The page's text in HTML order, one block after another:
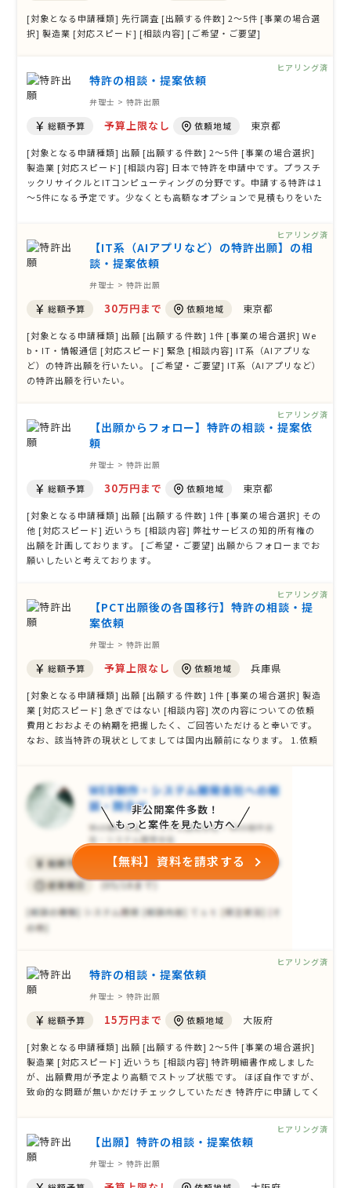
[対象となる申請種類] 先行調査 [出願する件数] 2〜5件 [事業の場合選
択] 製造業 [対応スピード] [相談内容] [ご希望・ご要望]
特許の相談・提案依頼
弁理士 > 特許出願
総額予算 予算上限なし 依頼地域 東京都
[対象となる申請種類] 出願 [出願する件数] 2〜5件 [事業の場合選択]
製造業 [対応スピード] [相談内容] 日本で特許を申請中です。プラスチ
ックリサイクルとITコンピューティングの分野です。申請する特許は1
～5件になる予定です。少なくとも高額なオプションで見積もりをいた
ヒアリング済
【IT系（AIアプリなど）の特許出願】の相
談・提案依頼
弁理士 > 特許出願
総額予算 30万円まで 依頼地域 東京都
[対象となる申請種類] 出願 [出願する件数] 1件 [事業の場合選択] We
b・IT・情報通信 [対応スピード] 緊急 [相談内容] IT系（AIアプリな
ど）の特許出願を行いたい。 [ご希望・ご要望] IT系（AIアプリなど）
の特許出願を行いたい。
ヒアリング済
【出願からフォロー】特許の相談・提案依
頼
弁理士 > 特許出願
総額予算 30万円まで 依頼地域 東京都
[対象となる申請種類] 出願 [出願する件数] 1件 [事業の場合選択] その
他 [対応スピード] 近いうち [相談内容] 弊社サービスの知的所有権の
出願を計画しております。 [ご希望・ご要望] 出願からフォローまでお
願いしたいと考えております。
ヒアリング済
【PCT出願後の各国移行】特許の相談・提
案依頼
弁理士 > 特許出願
総額予算 予算上限なし 依頼地域 兵庫県
[対象となる申請種類] 出願 [出願する件数] 1件 [事業の場合選択] 製造
業 [対応スピード] 急ぎではない [相談内容] 次の内容についての依頼
費用とおおよその納期を把握したく、ご回答いただけると幸いです。
なお、該当特許の現状としてましては国内出願前になります。 1.依頼
料：該当特許書類 …
ヒアリング済
非公開案件多数！
もっと案件を見たい方へ
【無料】資料を請求する
特許の相談・提案依頼
弁理士 > 特許出願
総額予算 15万円まで 依頼地域 大阪府
[対象となる申請種類] 出願 [出願する件数] 2〜5件 [事業の場合選択]
製造業 [対応スピード] 近いうち [相談内容] 特許明細書作成しました
が、出願費用が予定より高額でストップ状態です。 ほぼ自作ですが、
致命的な問題が無いかだけチェックしていただき 特許庁に申請してく
ヒアリング済
【出願】特許の相談・提案依頼
弁理士 > 特許出願
ヒアリング済